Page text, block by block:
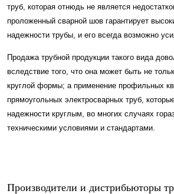
труб, которая отнюдь не является
проложенный сварной шов гарантирует
надежности трубы, и его всегда возможно
Продажа трубной продукции такого вида
вследствие того, что она может быть не
круглой формы; а применение профильных
прямоугольных электросварных труб,
надежности круглым, во многих случаях
техническими условиями и стандартами.
Производители и дистрибьюторы